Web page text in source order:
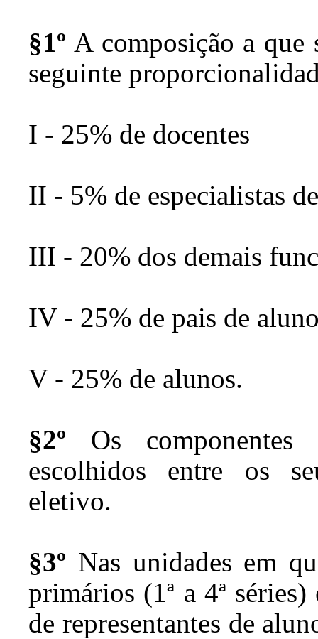
§1º A composição a que
seguinte
I - 25% de docentes
II - 5% de especialistas
III - 20% dos demais
IV - 25% de pais de
V - 25% de alunos.
§2º Os componentes
escolhidos entre os
eletivo.
§3º Nas unidades em
primários (1ª a 4ª
de representantes de